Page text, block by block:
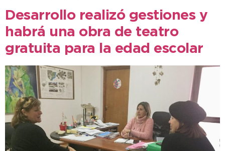
Desarrollo realizó gestiones y
habrá una obra de teatro
gratuita para la edad escolar